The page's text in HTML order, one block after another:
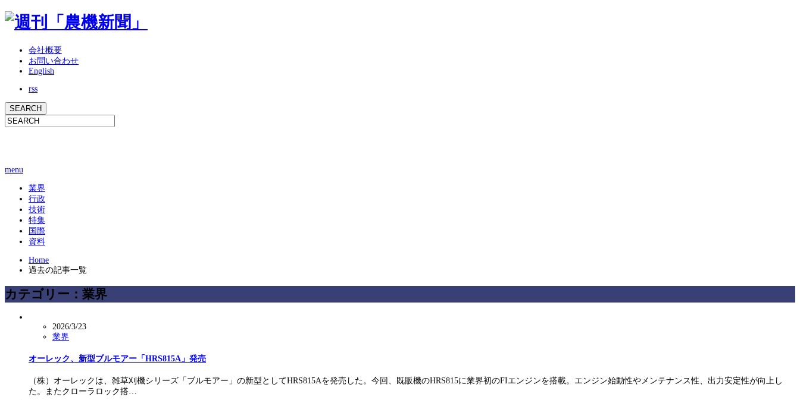
会社概要
お問い合わせ
English
rss
menu
業界
行政
技術
特集
国際
資料
Home
過去の記事一覧
カテゴリー：業界
2026/3/23
業界
オーレック、新型ブルモアー「HRS815A」発売
（株）オーレックは、雑草刈機シリーズ「ブルモアー」の新型としてHRS815Aを発売した。今回、既販機のHRS815に業界初のFIエンジンを搭載。エンジン始動性やメンテナンス性、出力安定性が向上し
た。またクローラロック搭…